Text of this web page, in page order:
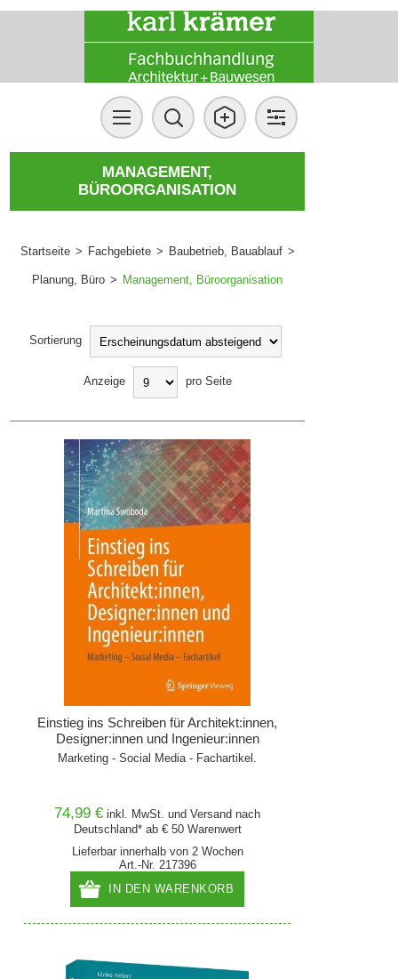
MANAGEMENT,
BÜROORGANISATION
Startseite > Fachgebiete > Baubetrieb, Bauablauf >
Planung, Büro > Management, Büroorganisation
Sortierung
Anzeige pro Seite
Einstieg ins Schreiben für Architekt:innen,
Designer:innen und Ingenieur:innen
Marketing - Social Media - Fachartikel.
74,99 € inkl. MwSt. undVersand nach
Deutschland* ab € 50 Warenwert
Lieferbar innerhalb von 2 Wochen
Art.-Nr. 217396
IN DEN WARENKORB